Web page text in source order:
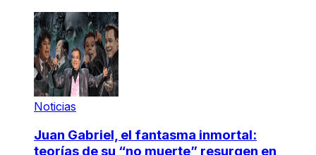
Noticias
Juan Gabriel, el fantasma inmortal:
teorías de su “no muerte” resurgen en